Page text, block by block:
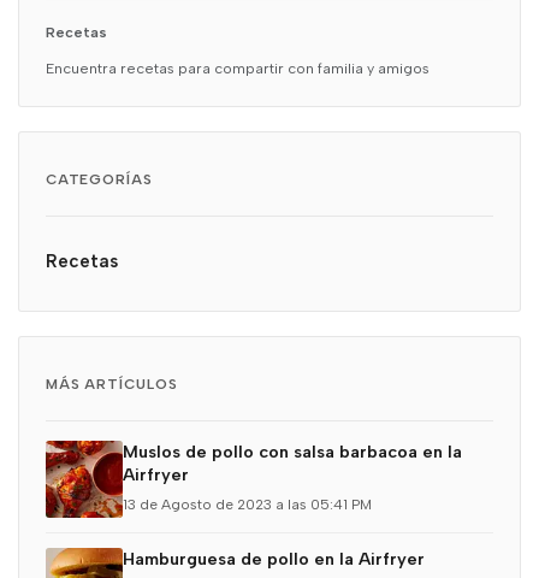
Recetas
Encuentra recetas para compartir con familia y amigos
CATEGORÍAS
Recetas
MÁS ARTÍCULOS
Muslos de pollo con salsa barbacoa en la
Airfryer
13 de Agosto de 2023 a las 05:41 PM
Hamburguesa de pollo en la Airfryer